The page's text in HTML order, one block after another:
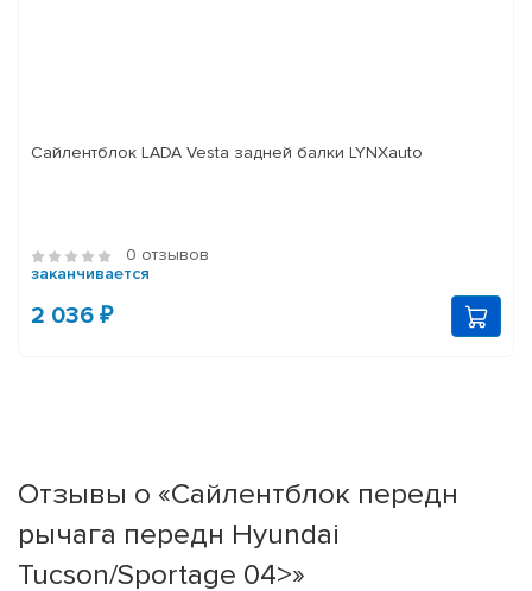
Сайлентблок LADA Vesta задней балки LYNXauto
0 отзывов
заканчивается
2 036 ₽
Отзывы о «Сайлентблок передн
рычага передн Hyundai
Tucson/Sportage 04>»